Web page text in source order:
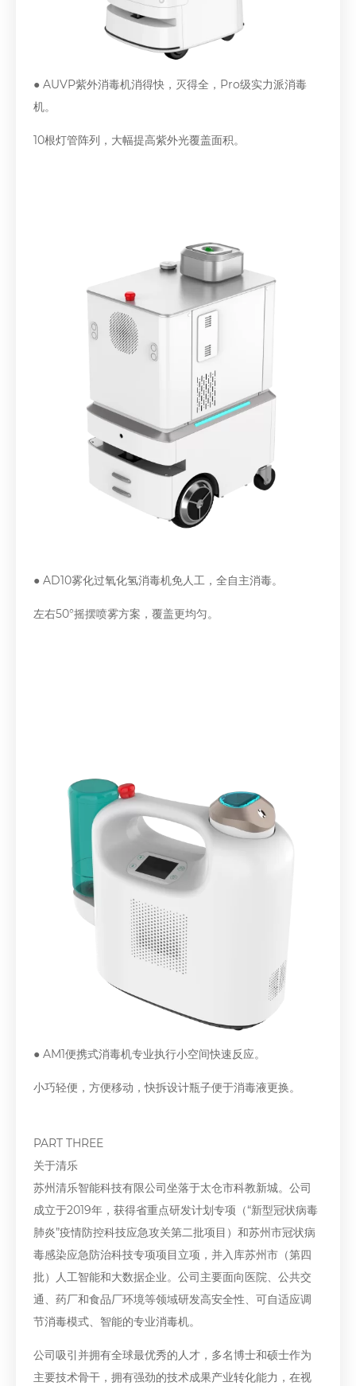
● AUVP紫外消毒机消得快，灭得全，Pro级实力派消毒
机。
10根灯管阵列，大幅提高紫外光覆盖面积。
● AD10雾化过氧化氢消毒机免人工，全自主消毒。
左右50°摇摆喷雾方案，覆盖更均匀。
● AM1便携式消毒机专业执行小空间快速反应。
小巧轻便，方便移动，快拆设计瓶子便于消毒液更换。
PART THREE
关于清乐
苏州清乐智能科技有限公司坐落于太仓市科教新城。公司
成立于2019年，获得省重点研发计划专项（“新型冠状病毒
肺炎”疫情防控科技应急攻关第二批项目）和苏州市冠状病
毒感染应急防治科技专项项目立项，并入库苏州市（第四
批）人工智能和大数据企业。公司主要面向医院、公共交
通、药厂和食品厂环境等领域研发高安全性、可自适应调
节消毒模式、智能的专业消毒机。
公司吸引并拥有全球最优秀的人才，多名博士和硕士作为
主要技术骨干，拥有强劲的技术成果产业转化能力，在视